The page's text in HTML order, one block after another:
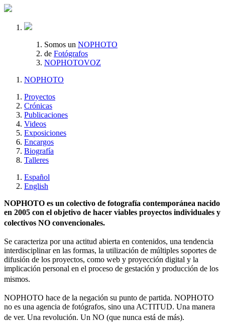
Somos un NOPHOTO
de Fotógrafos
NOPHOTOVOZ
NOPHOTO
Proyectos
Crónicas
Publicaciones
Videos
Exposiciones
Encargos
Biografía
Talleres
Español
English
NOPHOTO es un colectivo de fotografía contemporánea nacido
en 2005 con el objetivo de hacer viables proyectos individuales y
colectivos NO convencionales.
Se caracteriza por una actitud abierta en contenidos, una tendencia
interdisciplinar en las formas, la utilización de múltiples soportes de
difusión de los proyectos, como web y proyección digital y la
implicación personal en el proceso de gestación y producción de los
mismos.
NOPHOTO hace de la negación su punto de partida. NOPHOTO
no es una agencia de fotógrafos, sino una ACTITUD. Una manera
de ver. Una revolución. Un NO (que nunca está de más).